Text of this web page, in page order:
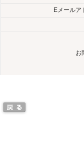
Eメールア
お